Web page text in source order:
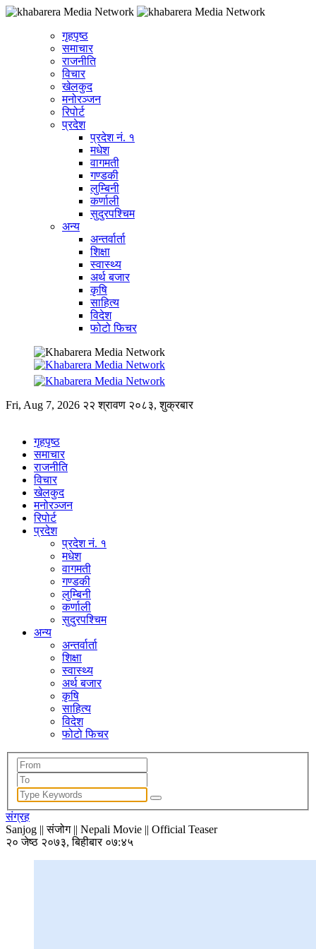
गृहपृष्ठ
समाचार
राजनीति
विचार
खेलकुद
मनोरञ्जन
रिपोर्ट
प्रदेश
प्रदेश नं. १
मधेश
वागमती
गण्डकी
लुम्बिनी
कर्णाली
सुदुरपश्चिम
अन्य
अन्तर्वार्ता
शिक्षा
स्वास्थ्य
अर्थ बजार
कृषि
साहित्य
विदेश
फोटो फिचर
Fri, Aug 7, 2026 २२ श्रावण २०८३, शुक्रबार
गृहपृष्ठ
समाचार
राजनीति
विचार
खेलकुद
मनोरञ्जन
रिपोर्ट
प्रदेश
प्रदेश नं. १
मधेश
वागमती
गण्डकी
लुम्बिनी
कर्णाली
सुदुरपश्चिम
अन्य
अन्तर्वार्ता
शिक्षा
स्वास्थ्य
अर्थ बजार
कृषि
साहित्य
विदेश
फोटो फिचर
संग्रह
Sanjog || संजोग​ || Nepali Movie || Official Teaser
२० जेष्ठ २०७३, बिहीबार ०७:४५